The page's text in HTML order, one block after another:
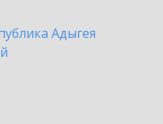
Адыгея